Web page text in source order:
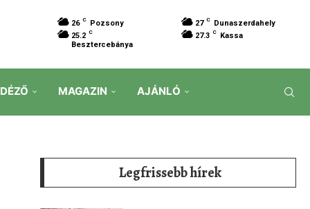
26 C Pozsony 27 C
Dunaszerdahely
25.2 C
Besztercebánya
27.3 C Kassa
MAGAZIN AJÁNLÓ
Legfrissebb hírek